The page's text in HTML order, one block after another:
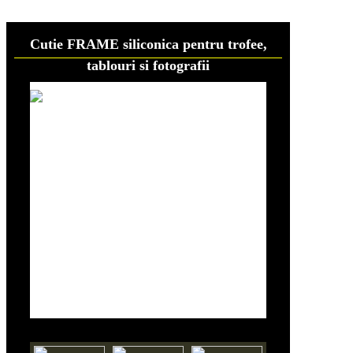
Cutie FRAME siliconica pentru trofee,
tablouri si fotografii